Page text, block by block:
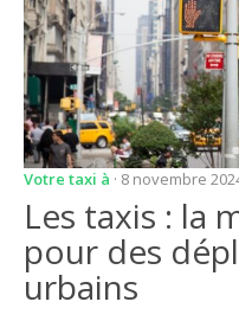
Votre taxi à · 8 novembre
Les taxis : la
pour des
urbains